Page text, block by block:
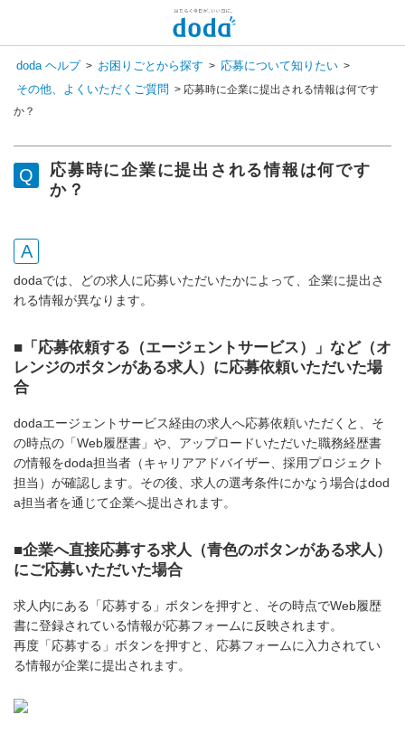
doda ヘルプ > お困りごとから探す > 応募について知りたい >
その他、よくいただくご質問 > 応募時に企業に提出される情報は何です
か？
応募時に企業に提出される情報は何です
か？
dodaでは、どの求人に応募いただいたかによって、企業に提出さ
れる情報が異なります。
■「応募依頼する（エージェントサービス）」など（オ
レンジのボタンがある求人）に応募依頼いただいた場
合
dodaエージェントサービス経由の求人へ応募依頼いただくと、そ
の時点の「Web履歴書」や、アップロードいただいた職務経歴書
の情報をdoda担当者（キャリアアドバイザー、採用プロジェクト
担当）が確認します。その後、求人の選考条件にかなう場合はdod
a担当者を通じて企業へ提出されます。
■企業へ直接応募する求人（青色のボタンがある求人）
にご応募いただいた場合
求人内にある「応募する」ボタンを押すと、その時点でWeb履歴
書に登録されている情報が応募フォームに反映されます。
再度「応募する」ボタンを押すと、応募フォームに入力されてい
る情報が企業に提出されます。